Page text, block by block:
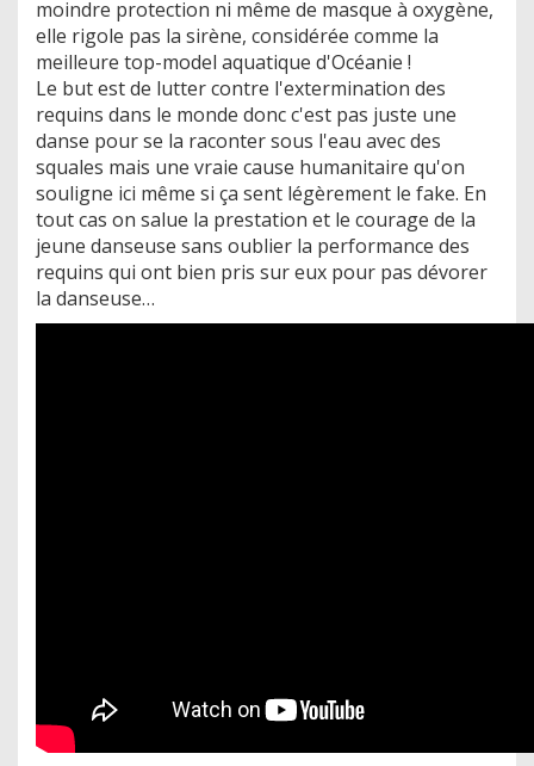
moindre protection ni même de masque à oxygène,
elle rigole pas la sirène, considérée comme la
meilleure top-model aquatique d'Océanie !
​Le but est de lutter contre l'extermination des
requins dans le monde donc c'est pas juste une
danse pour se la raconter sous l'eau avec des
squales mais une vraie cause humanitaire qu'on
souligne ici même si ça sent légèrement le fake. En
tout cas on salue la prestation et le courage de la
jeune danseuse sans oublier la performance des
requins qui ont bien pris sur eux pour pas dévorer
la danseuse…